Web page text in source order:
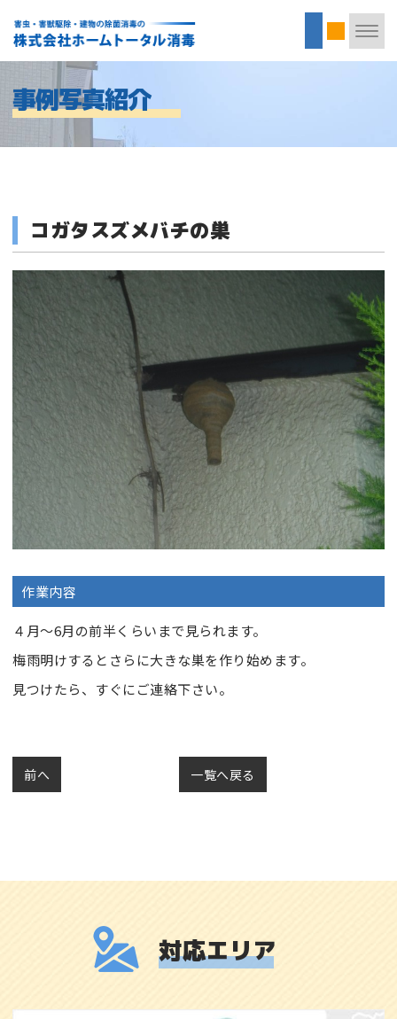
事例写真紹介
コガタスズメバチの巣
作業内容
４月～6月の前半くらいまで見られます。
梅雨明けするとさらに大きな巣を作り始めます。
見つけたら、すぐにご連絡下さい。
前へ 一覧へ戻る
対応エリア